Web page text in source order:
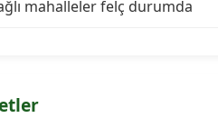
mahalleler felç durumda